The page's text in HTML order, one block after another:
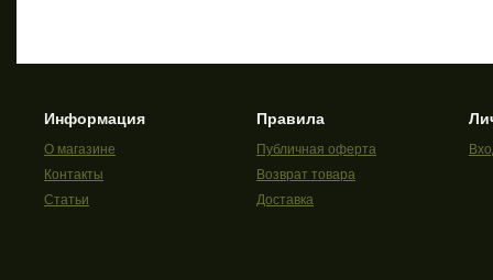
Информация
О магазине
Контакты
Статьи
Правила
Публичная оферта
Возврат товара
Доставка